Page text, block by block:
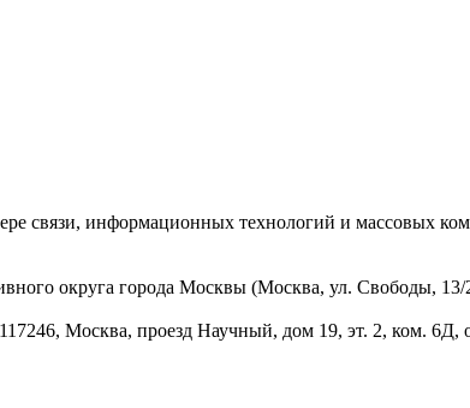
связи, информационных технологий и массовых
округа города Москвы (Москва, ул. Свободы, 13/
Москва, проезд Научный, дом 19, эт. 2, ком. 6Д,